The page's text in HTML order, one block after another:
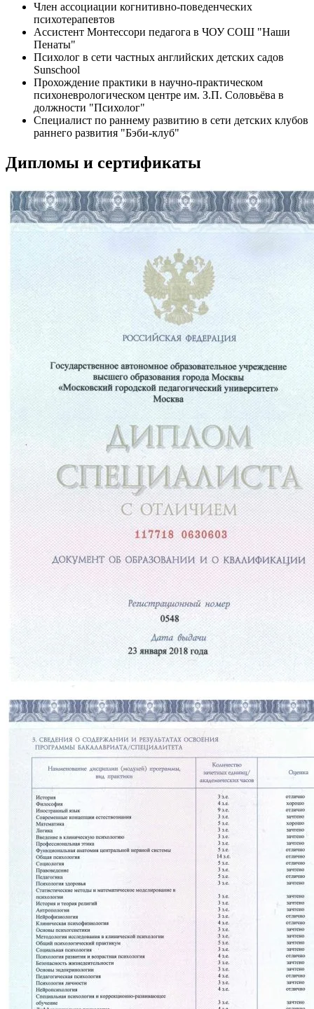
Член ассоциации когнитивно-поведенческих
психотерапевтов
Ассистент Монтессори педагога в ЧОУ СОШ "Наши
Пенаты"
Психолог в сети частных английских детских садов
Sunschool
Прохождение практики в научно-практическом
психоневрологическом центре им. З.П. Соловьёва в
должности "Психолог"
Специалист по раннему развитию в сети детских клубов
раннего развития "Бэби-клуб"
Дипломы и сертификаты